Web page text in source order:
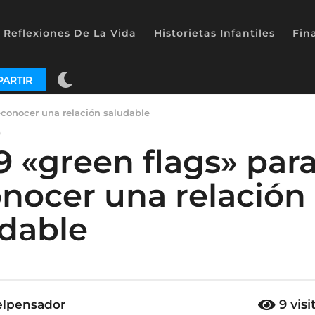
Reflexiones De La Vida Historietas Infantiles
una relación saludable
«green flags»
una relación
9